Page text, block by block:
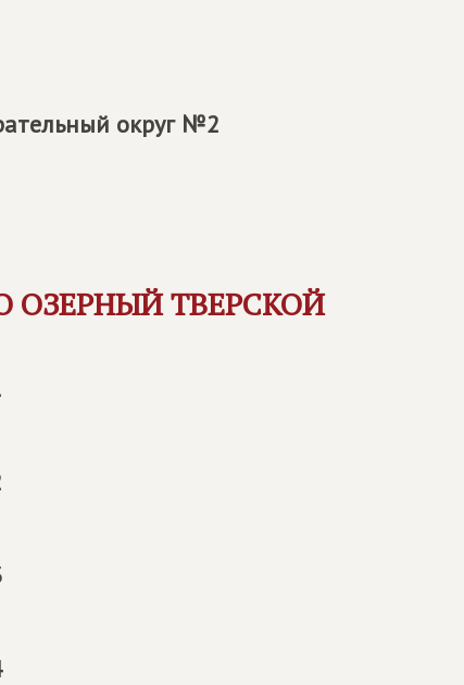
округ №2
ОЗЕРНЫЙ ТВЕРСКОЙ